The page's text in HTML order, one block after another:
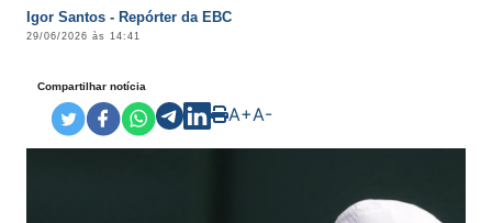
Igor Santos - Repórter da EBC
29/06/2026 às 14:41
Compartilhar notícia
A+A-